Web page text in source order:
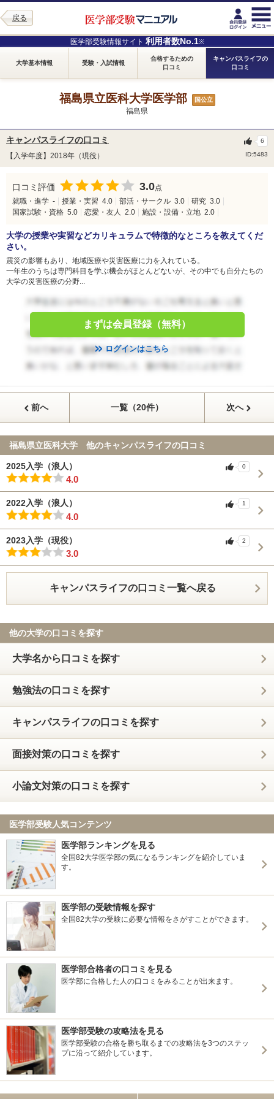
戻る
医学部受験情報サイト 利用者数No.1※
大学基本情報 受験・入試情報
合格するための
口コミ
キャンパスライフの
口コミ
福島県立医科大学医学部 国公立
福島県
キャンパスライフの口コミ
【入学年度】2018年（現役） ID:5483
6
口コミ評価 3.0点
就職・進学 - 授業・実習 4.0 部活・サークル 3.0 研究 3.0
国家試験・資格 5.0 恋愛・友人 2.0 施設・設備・立地 2.0
大学の授業や実習などカリキュラムで特徴的なところを教えてくだ
さい。
震災の影響もあり、地域医療や災害医療に力を入れている。
一年生のうちは専門科目を学ぶ機会がほとんどないが、その中でも自分たちの
大学の災害医療の分野...
まずは会員登録（無料）
ログインはこちら
前へ 一覧（20件） 次へ
福島県立医科大学 他のキャンパスライフの口コミ
2025入学（浪人）
4.0
0
2022入学（浪人）
4.0
1
2023入学（現役）
3.0
2
キャンパスライフの口コミ一覧へ戻る
他の大学の口コミを探す
大学名から口コミを探す
勉強法の口コミを探す
キャンパスライフの口コミを探す
面接対策の口コミを探す
小論文対策の口コミを探す
医学部受験人気コンテンツ
医学部ランキングを見る
全国82大学医学部の気になるランキングを紹介していま
す。
医学部の受験情報を探す
全国82大学の受験に必要な情報をさがすことができます。
医学部合格者の口コミを見る
医学部に合格した人の口コミをみることが出来ます。
医学部受験の攻略法を見る
医学部受験の合格を勝ち取るまでの攻略法を3つのステッ
プに沿って紹介しています。